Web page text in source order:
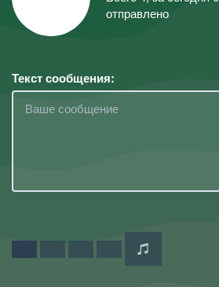
отправлено
Текст сообщения: